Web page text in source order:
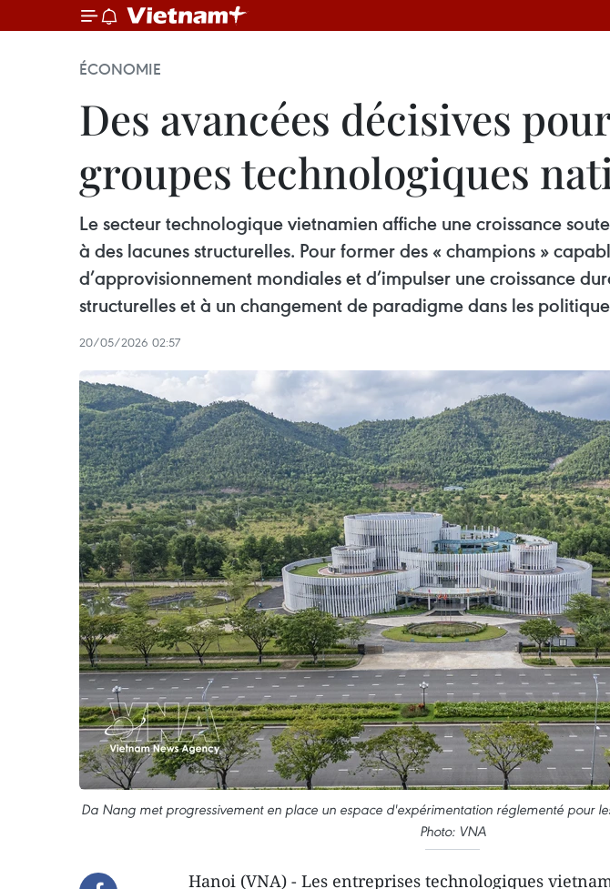
ÉCONOMIE
Des avancées décisives
groupes technologiques
Le secteur technologique vietnamien affiche une croissance
à des lacunes structurelles. Pour former des « champions »
d’approvisionnement mondiales et d’impulser une croissance
structurelles et à un changement de paradigme dans les
20/05/2026 02:57
Da Nang met progressivement en place un espace d'expérimentation réglementé pour
Photo: VNA
Hanoi (VNA) - Les entreprises technologiques